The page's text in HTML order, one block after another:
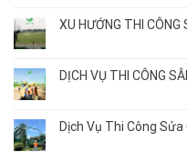
XU HƯỚNG THI
DỊCH VỤ THI CÔNG
Dịch Vụ Thi Công